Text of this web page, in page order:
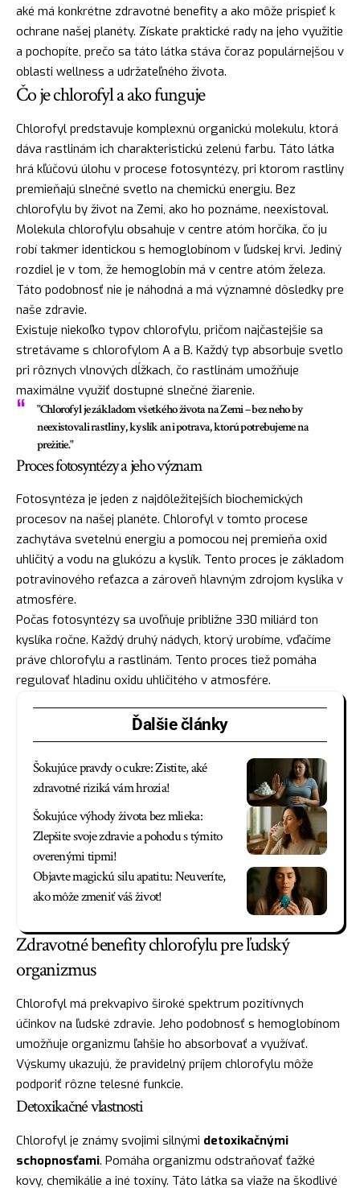
aké má konkrétne zdravotné benefity a ako môže prispieť k
ochrane našej planéty. Získate praktické rady na jeho využitie
a pochopíte, prečo sa táto látka stáva čoraz populárnejšou v
oblasti wellness a udržateľného života.
Čo je chlorofyl a ako funguje
Chlorofyl predstavuje komplexnú organickú molekulu, ktorá
dáva rastlinám ich charakteristickú zelenú farbu. Táto látka
hrá kľúčovú úlohu v procese fotosyntézy, pri ktorom rastliny
premieňajú slnečné svetlo na chemickú energiu. Bez
chlorofylu by život na Zemi, ako ho poznáme, neexistoval.
Molekula chlorofylu obsahuje v centre atóm horčíka, čo ju
robí takmer identickou s hemoglobínom v ľudskej krvi. Jediný
rozdiel je v tom, že hemoglobín má v centre atóm železa.
Táto podobnosť nie je náhodná a má významné dôsledky pre
naše zdravie.
Existuje niekoľko typov chlorofylu, pričom najčastejšie sa
stretávame s chlorofylom A a B. Každý typ absorbuje svetlo
pri rôznych vlnových dĺžkach, čo rastlinám umožňuje
maximálne využiť dostupné slnečné žiarenie.
"Chlorofyl je základom všetkého života na Zemi – bez neho by
neexistovali rastliny, kyslík ani potrava, ktorú potrebujeme na
prežitie."
Proces fotosyntézy a jeho význam
Fotosyntéza je jeden z najdôležitejších biochemických
procesov na našej planéte. Chlorofyl v tomto procese
zachytáva svetelnú energiu a pomocou nej premieňa oxid
uhličitý a vodu na glukózu a kyslík. Tento proces je základom
potravinového reťazca a zároveň hlavným zdrojom kyslíka v
atmosfére.
Počas fotosyntézy sa uvoľňuje približne 330 miliárd ton
kyslíka ročne. Každý druhý nádych, ktorý urobíme, vďačíme
práve chlorofylu a rastlinám. Tento proces tiež pomáha
regulovať hladinu oxidu uhličitého v atmosfére.
Ďalšie články
Šokujúce pravdy o cukre: Zistite, aké
zdravotné riziká vám hrozia!
Šokujúce výhody života bez mlieka:
Zlepšite svoje zdravie a pohodu s týmito
overenými tipmi!
Objavte magickú silu apatitu: Neuveríte,
ako môže zmeniť váš život!
Zdravotné benefity chlorofylu pre ľudský
organizmus
Chlorofyl má prekvapivo široké spektrum pozitívnych
účinkov na ľudské zdravie. Jeho podobnosť s hemoglobínom
umožňuje organizmu ľahšie ho absorbovať a využívať.
Výskumy ukazujú, že pravidelný príjem chlorofylu môže
podporiť rôzne telesné funkcie.
Detoxikačné vlastnosti
Chlorofyl je známy svojimi silnými detoxikačnými
schopnosťami. Pomáha organizmu odstraňovať ťažké
kovy, chemikálie a iné toxíny. Táto látka sa viaže na škodlivé